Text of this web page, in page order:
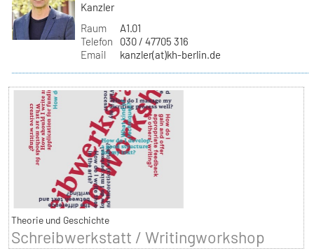
Kanzler
Raum
A1.01
Telefon
030 / 47705 316
Email
kanzler(at)kh-berlin.de
Theorie und Geschichte
Schreibwerkstatt / Writingworkshop